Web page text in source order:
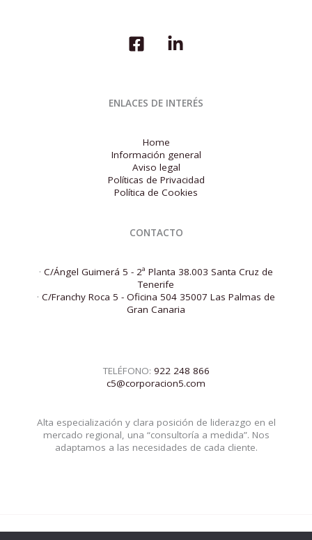
ENLACES DE INTERÉS
Home
Información general
Aviso legal
Políticas de Privacidad
Política de Cookies
CONTACTO
· C/Ángel Guimerá 5 - 2ª Planta 38.003 Santa Cruz de
Tenerife
· C/Franchy Roca 5 - Oficina 504 35007 Las Palmas de
Gran Canaria
TELÉFONO: 922 248 866
c5@corporacion5.com
Alta especialización y clara posición de liderazgo en el
mercado regional, una “consultoría a medida”. Nos
adaptamos a las necesidades de cada cliente.